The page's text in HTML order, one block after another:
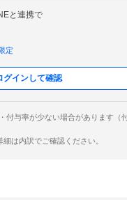
と連携で
定
グインして確認
付与率が少ない場合があります（
は内訳でご確認ください。